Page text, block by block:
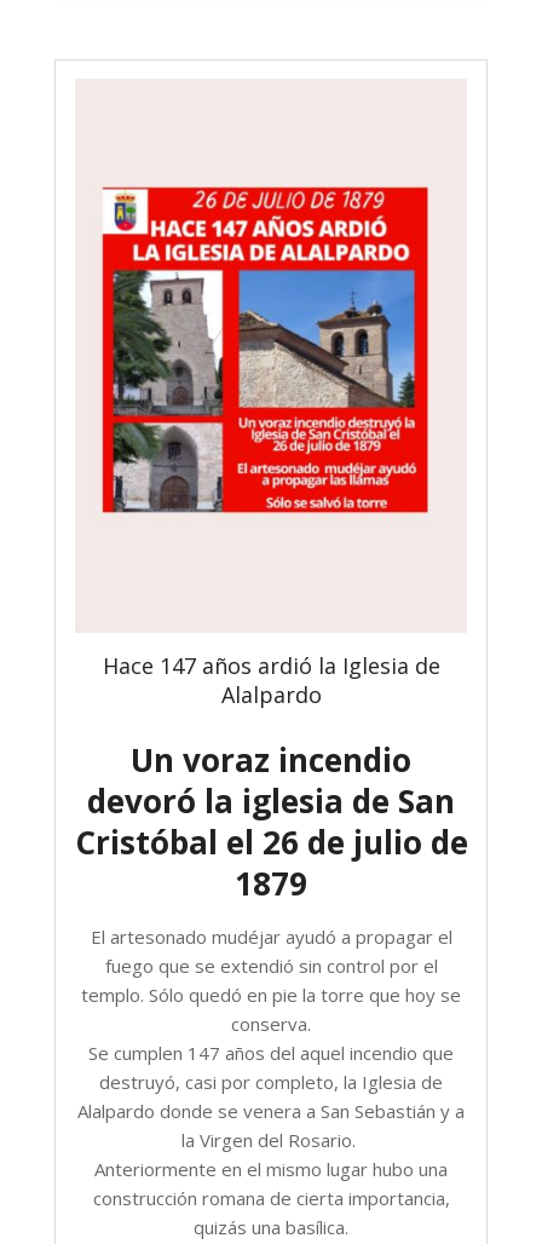
Hace 147 años ardió la Iglesia de
Alalpardo
Un voraz incendio
devoró la iglesia de San
Cristóbal el 26 de julio de
1879
El artesonado mudéjar ayudó a propagar el
fuego que se extendió sin control por el
templo. Sólo quedó en pie la torre que hoy se
conserva.
Se cumplen 147 años del aquel incendio que
destruyó, casi por completo, la Iglesia de
Alalpardo donde se venera a San Sebastián y a
la Virgen del Rosario.
Anteriormente en el mismo lugar hubo una
construcción romana de cierta importancia,
quizás una basílica.